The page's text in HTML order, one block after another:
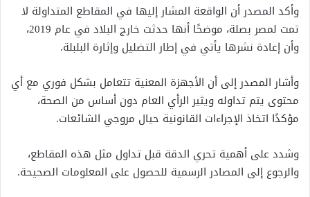
وأكد المصدر أن الواقعة المشار إليها في المقاطع المتداولة لا
تمت لمصر بصلة، موضحًا أنها حدثت خارج البلاد في عام 2019،
وأن إعادة نشرها يأتي في إطار التضليل وإثارة البلبلة.
وأشار المصدر إلى أن الأجهزة المعنية تتعامل بشكل فوري مع أي
محتوى يتم تداوله ويثير الرأي العام دون أساس من الصحة،
مؤكدًا اتخاذ الإجراءات القانونية حيال مروجي الشائعات.
وشدد على أهمية تحري الدقة قبل تداول مثل هذه المقاطع،
والرجوع إلى المصادر الرسمية للحصول على المعلومات الصحيحة.